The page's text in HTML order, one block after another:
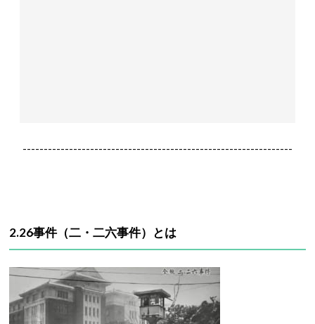
----------------------------------------------------------------
2.26事件（二・二六事件）とは